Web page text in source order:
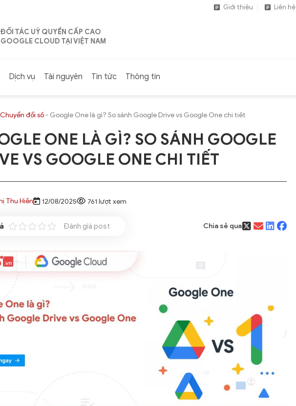
Giới thiệu Liên hệ
ĐỐI TÁC UỶ QUYỀN CẤP CAO
GOOGLE CLOUD TẠI VIỆT NAM
Dịch vụ Tài nguyên Tin tức Thông tin
Chuyển đổi số- Google One là gì? So sánh Google Drive vs Google One chi tiết
ONE LÀ GÌ? SO SÁNH GOOGLE
VS GOOGLE ONE CHI TIẾT
Thu Hiền 12/08/2025 761 lượt xem
Đánh giá post Chia sẻ qua